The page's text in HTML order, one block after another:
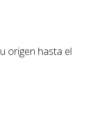
origen hasta el